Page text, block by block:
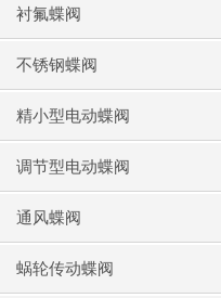
衬氟蝶阀
不锈钢蝶阀
精小型电动蝶阀
调节型电动蝶阀
通风蝶阀
蜗轮传动蝶阀